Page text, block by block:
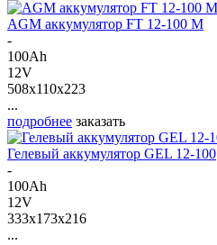
AGM аккумулятор FT 12-100 M
-
100Ah
12V
508x110x223
...
подробнее заказать
Гелевый аккумулятор GEL 12-100
-
100Ah
12V
333x173x216
...